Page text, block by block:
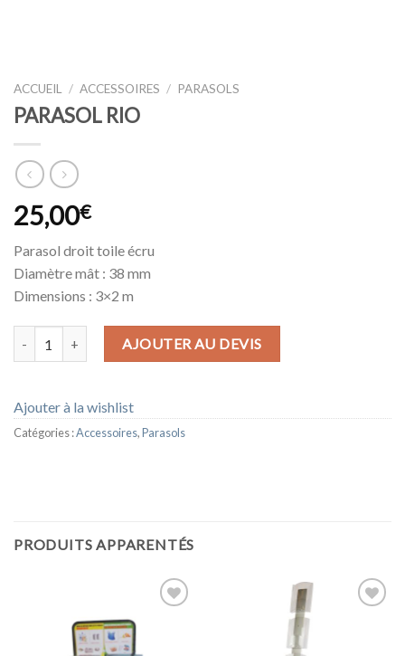
ACCUEIL / ACCESSOIRES / PARASOLS
PARASOL RIO
25,00€
Parasol droit toile écru
Diamètre mât : 38 mm
Dimensions : 3×2 m
quantité de PARASOL RIOAJOUTER AU DEVIS
Ajouter à la wishlist
Catégories :Accessoires,Parasols
PRODUITS APPARENTÉS